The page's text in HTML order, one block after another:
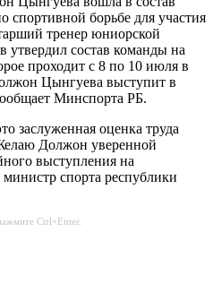
спортивной борьбе для участия
тренер юниорской
утвердил состав команды на
проходит с 8 по 10 июля в
Цынгуева выступит в
Минспорта РБ.
заслуженная оценка труда
Должон уверенной
выступления на
спорта республики
Ctrl+Enter.